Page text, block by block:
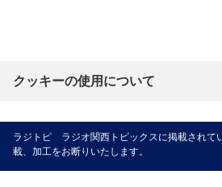
クッキーの使用について
ラジトピ ラジオ関西トピックスに掲載されて
載、加工をお断りいたします。